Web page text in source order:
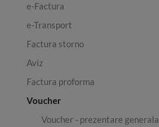
e-Factura
e-Transport
Factura storno
Aviz
Factura proforma
Voucher
Voucher - prezentare generala